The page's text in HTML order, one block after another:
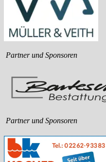
Partner und Sponsoren
Partner und Sponsoren